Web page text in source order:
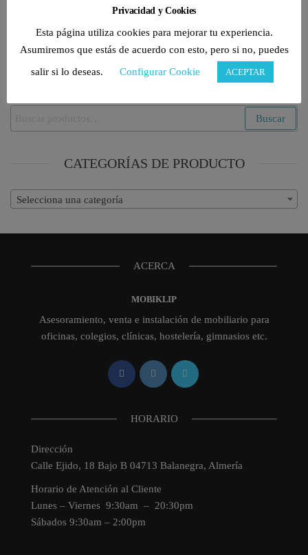
BUSCAR PRODUCTOS
por:
Buscar
CATEGORÍAS DE PRODUCTO
Selecciona una categoría
ACERCA
MOBIKLIP
Asesoramiento, venta e instalación de mobiliario para
oficinas, colegios, clínicas, hostelería, gimnasios etc.
HORARIO
Dirección
Calle Ejido, 18 Bajo B 04713 Balanegra, Almería
Horario de Atención al Cliente
Lunes – Viernes 9:30am – 20:30pm
Sábados 9:30am – 2:00pm
Privacidad y Cookies
Esta página utiliza cookies para mejorar tu experiencia.
Asumiremos que estás de acuerdo con esto, pero si no, puedes
salir si lo deseas.
Configurar Cookie ACEPTAR